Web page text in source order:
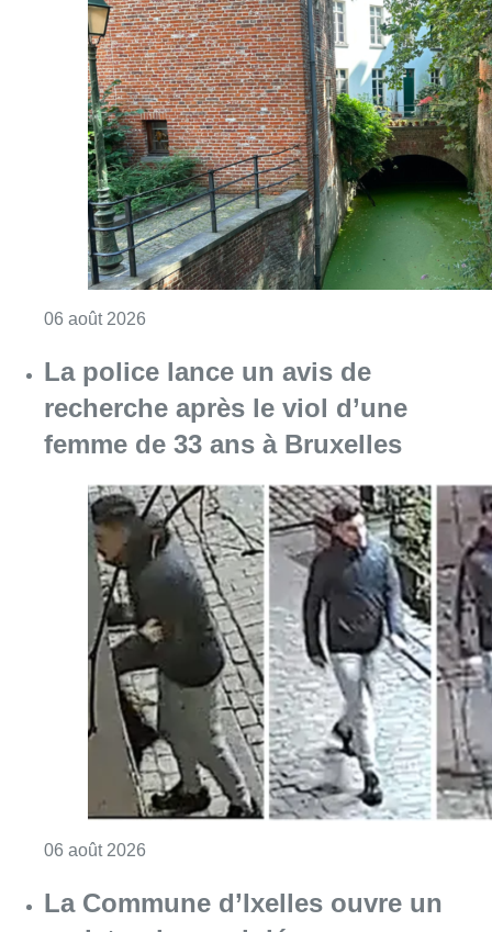
06 août 2026Consulter l'article "Saint-Géry : un ancien
La police lance un avis de
recherche après le viol d’une
femme de 33 ans à Bruxelles
06 août 2026 Consulter l'article "La police lance un avis
La Commune d’Ixelles ouvre un
registre de condoléances en
mémoire de Jaswinder Singh,
commerçant tué lors d’un
braquage